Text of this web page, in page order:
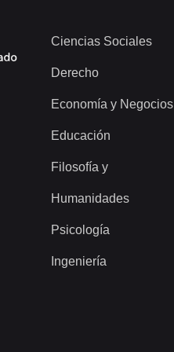
Ciencias Sociales
Derecho
Economía y Negocios
Educación
Filosofía y
Humanidades
Psicología
Ingeniería